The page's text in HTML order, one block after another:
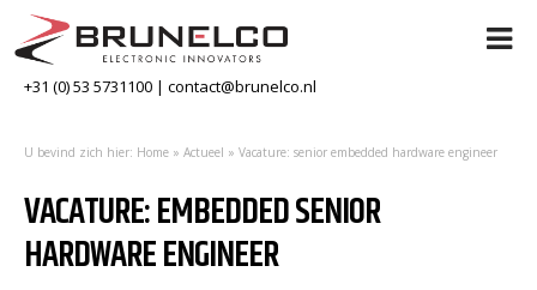
+31 (0) 53 5731100 | contact@brunelco.nl
U bevind zich hier: Home » Actueel » Vacature: senior embedded hardware engineer
VACATURE: EMBEDDED SENIOR
HARDWARE ENGINEER